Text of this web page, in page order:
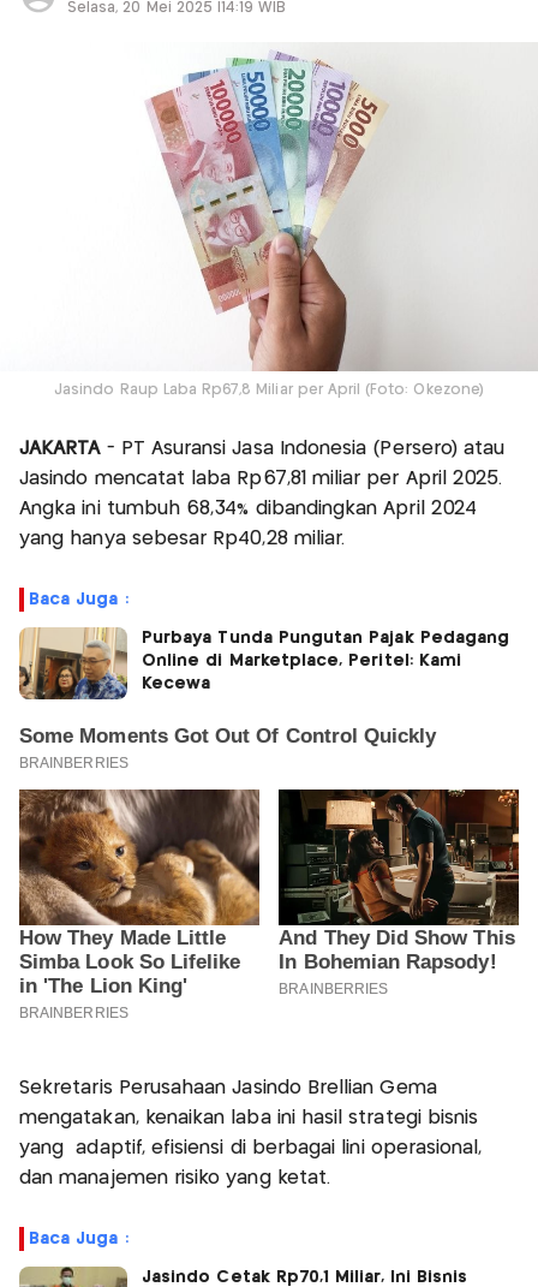
Selasa, 20 Mei 2025 |14:19 WIB
Jasindo Raup Laba Rp67,8 Miliar per April (Foto: Okezone)
JAKARTA- PT Asuransi Jasa Indonesia (Persero) atau
Jasindo mencatat laba Rp67,81 miliar per April 2025.
Angka ini tumbuh 68,34% dibandingkan April 2024
yang hanya sebesar Rp40,28 miliar.
Baca Juga :
Purbaya Tunda Pungutan Pajak Pedagang
Online di Marketplace, Peritel: Kami
Kecewa
Sekretaris Perusahaan Jasindo Brellian Gema
mengatakan, kenaikan laba ini hasil strategi bisnis
yang adaptif, efisiensi di berbagai lini operasional,
dan manajemen risiko yang ketat.
Baca Juga :
Jasindo Cetak Rp70,1 Miliar, Ini Bisnis